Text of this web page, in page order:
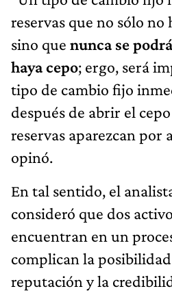
reservas que no sólo
sino que nunca se
haya cepo; ergo, será
tipo de cambio fijo
después de abrir el
reservas aparezcan por
opinó.
En tal sentido, el
consideró que dos
encuentran en un
complican la
reputación y la